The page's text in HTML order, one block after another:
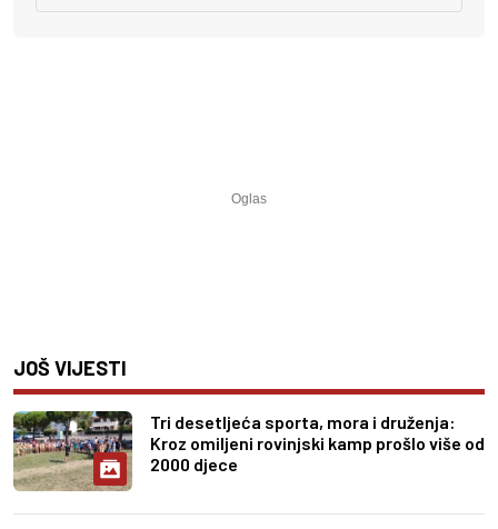
JOŠ VIJESTI
Tri desetljeća sporta, mora i druženja:
Kroz omiljeni rovinjski kamp prošlo više od
2000 djece